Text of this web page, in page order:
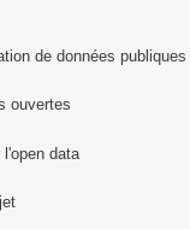
de données publiques
ouvertes
l'open data